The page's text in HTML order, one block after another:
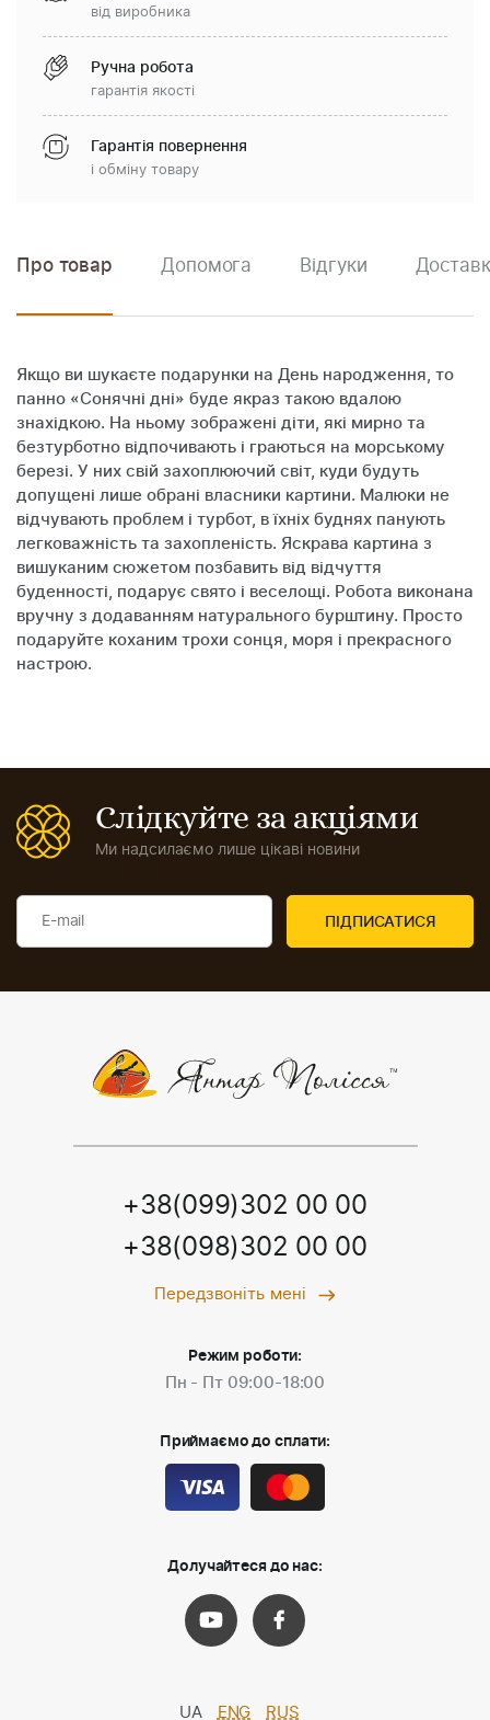
від виробника
Ручна робота
гарантія якості
Гарантія повернення
і обміну товару
Про товар Допомога Відгуки
Якщо ви шукаєте подарунки на День народження, то
панно «Сонячні дні» буде якраз такою вдалою
знахідкою. На ньому зображені діти, які мирно та
безтурботно відпочивають і граються на морському
березі. У них свій захоплюючий світ, куди будуть
допущені лише обрані власники картини. Малюки не
відчувають проблем і турбот, в їхніх буднях панують
легковажність та захопленість. Яскрава картина з
вишуканим сюжетом позбавить від відчуття
буденності, подарує свято і веселощі. Робота виконана
вручну з додаванням натурального бурштину. Просто
подаруйте коханим трохи сонця, моря і прекрасного
настрою.
Слідкуйте за акціями
Ми надсилаємо лише цікаві новини
+38(099)302 00 00
+38(098)302 00 00
Передзвоніть мені
Режим роботи:
Пн - Пт 09:00-18:00
Приймаємо до сплати:
Долучайтеся до нас:
UA ENG RUS